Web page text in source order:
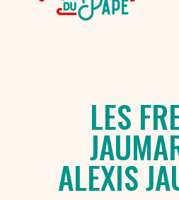
LES
ALEXIS